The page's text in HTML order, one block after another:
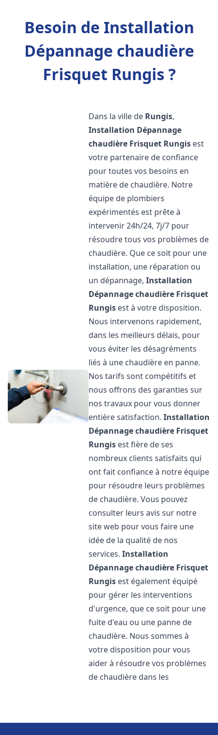
Besoin de Installation
Dépannage chaudière
Frisquet Rungis ?
Dans la ville de Rungis,
Installation Dépannage
chaudière Frisquet Rungis est
votre partenaire de confiance
pour toutes vos besoins en
matière de chaudière. Notre
équipe de plombiers
expérimentés est prête à
intervenir 24h/24, 7j/7 pour
résoudre tous vos problèmes de
chaudière. Que ce soit pour une
installation, une réparation ou
un dépannage,Installation
Dépannage chaudière Frisquet
Rungis est à votre disposition.
Nous intervenons rapidement,
dans les meilleurs délais, pour
vous éviter les désagréments
liés à une chaudière en panne.
Nos tarifs sont compétitifs et
nous offrons des garanties sur
nos travaux pour vous donner
entière satisfaction.Installation
Dépannage chaudière Frisquet
Rungis est fière de ses
nombreux clients satisfaits qui
ont fait confiance à notre équipe
pour résoudre leurs problèmes
de chaudière. Vous pouvez
consulter leurs avis sur notre
site web pour vous faire une
idée de la qualité de nos
services.Installation
Dépannage chaudière Frisquet
Rungis est également équipé
pour gérer les interventions
d'urgence, que ce soit pour une
fuite d'eau ou une panne de
chaudière. Nous sommes à
votre disposition pour vous
aider à résoudre vos problèmes
de chaudière dans les